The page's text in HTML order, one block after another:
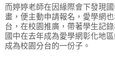
而婷婷老師在因緣際會下發現
畫，便主動申請報名，愛學網
台，在校園推廣，帶著學生記
國中在去年成為愛學網彰化地
成為校園分台的一份子。